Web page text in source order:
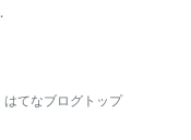
ろう。 にゃいー
はてなブログトップ